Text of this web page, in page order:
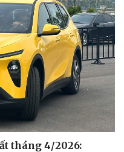
Tình yêu - Gia đình
tháng 4/2026: